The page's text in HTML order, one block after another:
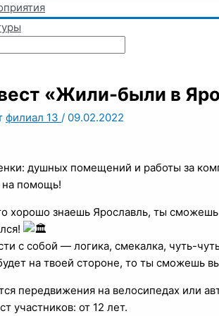
«Жили-были в
филиал 13 / 09.02.2022
душных помещений и работы за
на помощь!
хорошо знаешь Ярославль, ты
с собой — логика, смекалка, чуть-
на твоей стороне, то ты сможешь
передвижения на велосипедах или
участников: от 12 лет.